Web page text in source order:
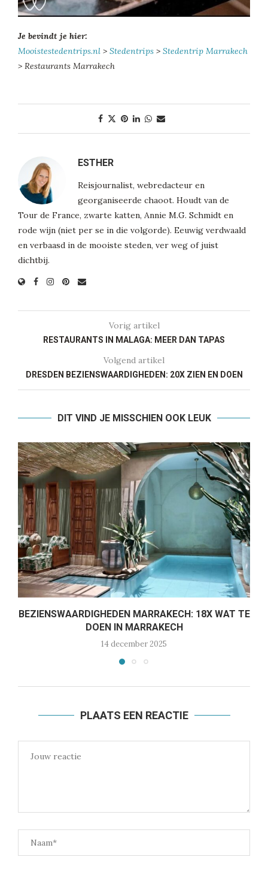
Je bevindt je hier:
Mooistestedentrips.nl > Stedentrips > Stedentrip Marrakech
> Restaurants Marrakech
ESTHER
Reisjournalist, webredacteur en
georganiseerde chaoot. Houdt van de
Tour de France, zwarte katten, Annie M.G. Schmidt en
rode wijn (niet per se in die volgorde). Eeuwig verdwaald
en verbaasd in de mooiste steden, ver weg of juist
dichtbij.
Vorig artikel
RESTAURANTS IN MALAGA: MEER DAN TAPAS
Volgend artikel
DRESDEN BEZIENSWAARDIGHEDEN: 20X ZIEN EN DOEN
DIT VIND JE MISSCHIEN OOK LEUK
BEZIENSWAARDIGHEDEN MARRAKECH: 18X WAT TE
DOEN IN MARRAKECH
14 december 2025
PLAATS EEN REACTIE